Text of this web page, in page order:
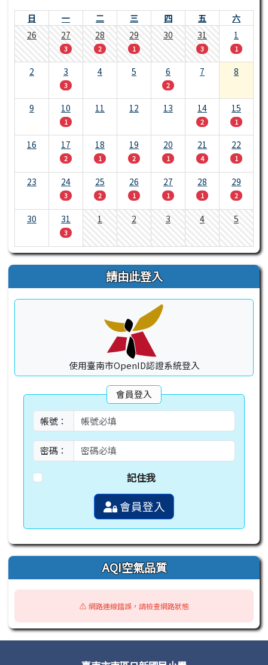
日 一 二 三 四 五
六
26
27
3
28
2
29
1
30 31
3
1
1
2 3
3
4 5 6
2
7 8
9 10
1
11 12 13 14
2
15
1
16 17
2
18
1
19
2
20
1
21
4
22
1
23 24
3
25
2
26
1
27
1
28
1
29
2
30 31
3
1 2 3 4 5
請由此登入
使用臺南市OpenID認證系統登入
會員登入
帳號：
密碼：
記住我
會員登入
AQI空氣品質
⚠️ 網路連線錯誤，請檢查網路狀態